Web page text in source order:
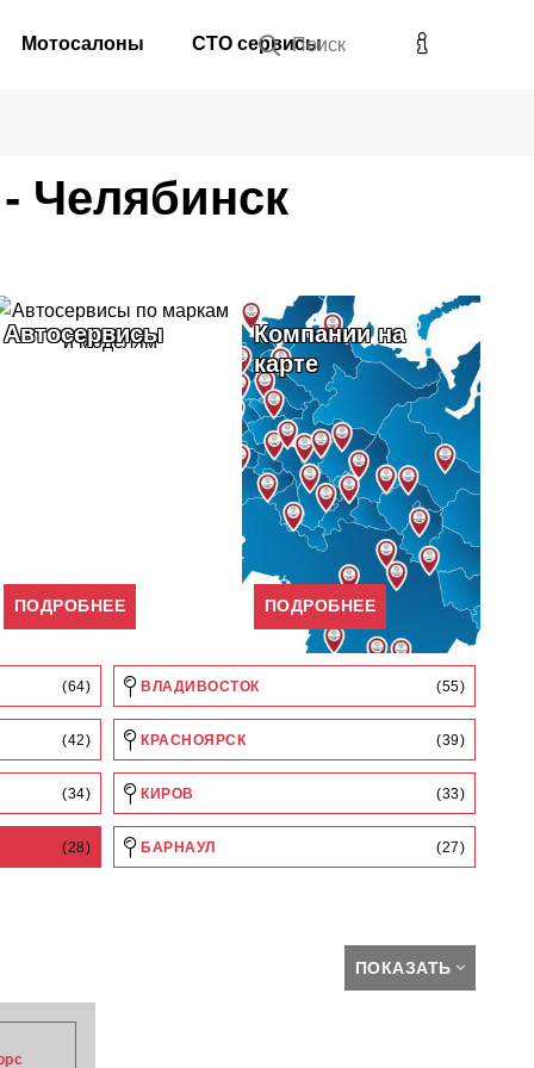
Мотосалоны СТО сервисы
Поиск
Челябинск
Автосервисы
ПОДРОБНЕЕ
Компании на
карте
ПОДРОБНЕЕ
(64) ВЛАДИВОСТОК (55)
(42) КРАСНОЯРСК (39)
(34) КИРОВ (33)
(28) БАРНАУЛ (27)
ПОКАЗАТЬ